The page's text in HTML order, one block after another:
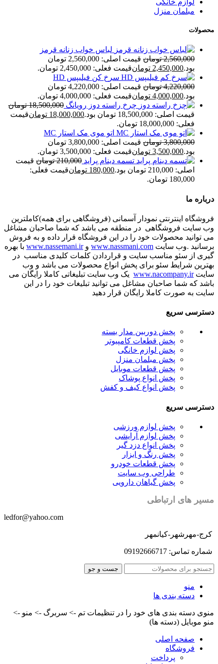
مبلمان منزل
محصولات
لباس خواب زنانه قرمز
2,560,000 تومان
قیمت اصلی: 2,560,000 تومان
بود.2,450,000 تومانقیمت فعلی: 2,450,000 تومان.
سرخ کن فیلیپس HD
4,220,000 تومان
قیمت اصلی: 4,220,000 تومان
بود.4,000,000 تومانقیمت فعلی: 4,000,000 تومان.
چرخ راسته دوز رویانگ 18,500,000 تومان
قیمت اصلی: 18,500,000 تومان بود.
18,000,000 تومانقیمت
فعلی: 18,000,000 تومان.
اتو موی مک استار MC
3,800,000 تومان
قیمت اصلی: 3,800,000 تومان
بود.3,500,000 تومانقیمت فعلی: 3,500,000 تومان.
تسمه دینام پراید 210,000 تومان قیمت
اصلی: 210,000 تومان بود.
180,000 تومانقیمت فعلی:
180,000 تومان.
درباره ما
فروشگاه اینترنتی نمودار آسمانی (فروشگاهی برای همه)کاملترین
وب سایت فروشگاهی در منطقه می باشد که شما صاحبان مشاغل
می توانید محصولات خود را در این فروشگاه قرار داده و به فروش
برسانید .وب سایت www.nassmani.com وwww.nassemani.ir با بهره
گیری از سئو مناسب سایت و قراردادن کلمات کلیدی مناسب در
بهترین شرایط سئو برای پخش انواع محصولات می باشد و وب
سایتwww.nacompany.ir یک وب سایت تبلیغاتی کاملا رایگان می
باشد که شما صاحبان مشاغل می توانید تبلیغات خود را در این
سایت به صورت کاملا رایگان قرار دهید
دسترسی سریع
پخش دوربین مدار بسته
پخش قطعات کامپیوتر
پخش لوازم خانگی
پخش مبلمان منزل
پخش قطعات موبایل
پخش انواع پوشاک
پخش انواع کیف و کفش
دسترسی سریع
پخش لوازم ورزشی
پخش لوازم آرایشی
پخش انواع دزد گیر
پخش رنگ و ابزار
پخش قطعات خودرو
طراحی وب سایت
پخش گیاهان دارویی
مسیر های ارتباطی
کرج-مهرشهر-کیانمهر
شماره تماس: 09192666717
جست و جو
منو
دسته بندی ها
منوی دسته بندی های خود را در تنظیمات تم -> سربرگ -> منو ->
منو موبایل (دسته ها)
صفحه اصلی
فروشگاه
پرداخت